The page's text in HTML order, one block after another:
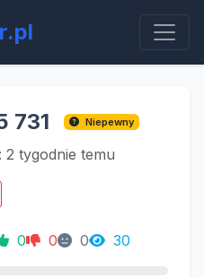
731 Niepewny
2 tygodnie temu
0 0 0 30